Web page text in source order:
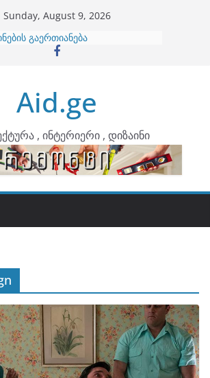
Sunday, August 9, 2026
გაერთიანება
ინტერიერში
დიზიანი
წარმოგიდგენთ
Aid.ge
, ინტერიერი , დიზაინი